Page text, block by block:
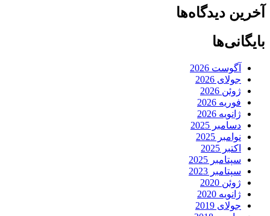
آخرین دیدگاه‌ها
بایگانی‌ها
آگوست 2026
جولای 2026
ژوئن 2026
فوریه 2026
ژانویه 2026
دسامبر 2025
نوامبر 2025
اکتبر 2025
سپتامبر 2025
سپتامبر 2023
ژوئن 2020
ژانویه 2020
جولای 2019